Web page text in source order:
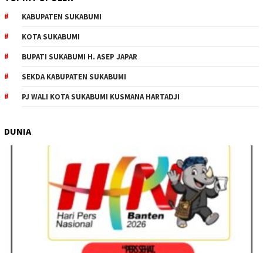
KABUPATEN SUKABUMI
KOTA SUKABUMI
BUPATI SUKABUMI H. ASEP JAPAR
SEKDA KABUPATEN SUKABUMI
PJ WALI KOTA SUKABUMI KUSMANA HARTADJI
DUNIA